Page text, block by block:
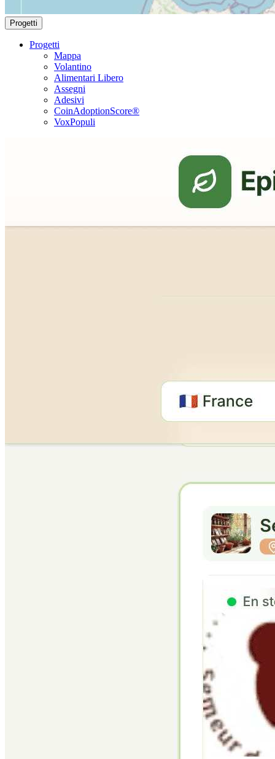
Progetti
Progetti
Mappa
Volantino
Alimentari Libero
Assegni
Adesivi
CoinAdoptionScore®
VoxPopuli